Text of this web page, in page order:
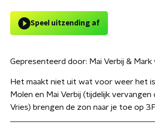
Speel uitzending af
Gepresenteerd door: Mai Verbij &
Het maakt niet uit wat voor weer het
Molen en Mai Verbij (tijdelijk
Vries) brengen de zon naar je toe op